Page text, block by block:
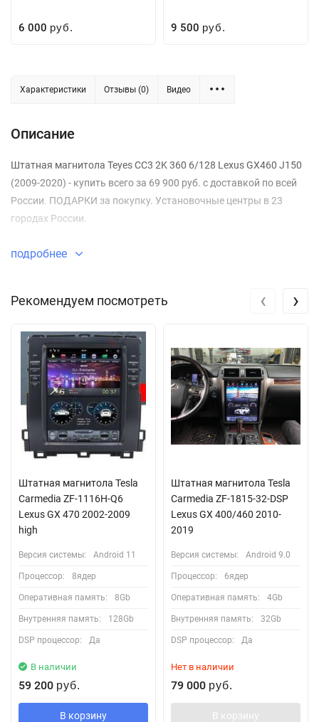
6 000 руб. 9 500 руб.
Характеристики Отзывы (0) Видео
Описание
Штатная магнитола Teyes CC3 2K 360 6/128 Lexus GX460 J150
(2009-2020) - купить всего за 69 900 руб. с доставкой по всей
России. ПОДАРКИ за покупку. Установочные центры в 23
городах России.
подробнее
Рекомендуем посмотреть
Штатная магнитола Tesla
Сarmedia ZF-1116H-Q6
Lexus GX 470 2002-2009
high
Версия системы: Android 11
Процессор: 8ядер
Оперативная память: 8Gb
Внутренняя память: 128Gb
DSP процессор: Да
В наличии
59 200 руб.
В корзину
Штатная магнитола Tesla
Carmedia ZF-1815-32-DSP
Lexus GX 400/460 2010-
2019
Версия системы: Android 9.0
Процессор: 6ядер
Оперативная память: 4Gb
Внутренняя память: 32Gb
DSP процессор: Да
Нет в наличии
79 000 руб.
В корзину
‹ ›